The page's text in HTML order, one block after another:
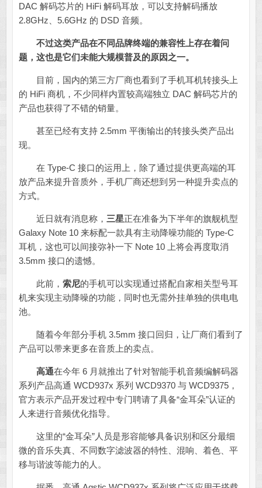
DAC 解码芯片的 HiFi 解码耳放，可以支持解码播放
2.8GHz、5.6GHz 的 DSD 音频。
不过这类产品在不同品牌终端的兼容性上存在着问
题，这也是它们未能大规模普及的原因之一。
目前，国内的第三方厂商也看到了手机耳机转接头上
的 HiFi 商机，不少同样内置较高端独立 DAC 解码芯片的
产品也获得了不错的销量。
甚至已经有支持 2.5mm 平衡输出的转接头类产品出
现。
在 Type-C 接口的运用上，除了通过提供更高端的耳
放产品来提升音质外，手机厂商还想到另一种提升卖点的
方式。
近日就有消息称， 三星正在准备为下半年的旗舰机型
Galaxy Note 10 来标配一款具有主动降噪功能的 Type-C
耳机，这也可以间接弥补一下 Note 10 上将会再度取消
3.5mm 接口的遗憾。
此前， 索尼的手机可以实现通过搭配自家相关型号耳
机来实现主动降噪的功能，同时也无需外挂单独的供电电
池。
随着今年部分手机 3.5mm 接口回归，让厂商们看到了
产品可以带来更多在音质上的卖点。
高通在今年 6 月就推出了针对智能手机音频编解码器
系列产品高通 WCD937x 系列 WCD9370 与 WCD9375，
官方表示产品开发过程中专门聘请了具备“金耳朵”认证的
人来进行音频优化指导。
这里的“金耳朵”人员是形容能够具备识别和区分最细
微的音乐失真、不同数字滤波器的特性、混响、着色、平
移与谐波等能力的人。